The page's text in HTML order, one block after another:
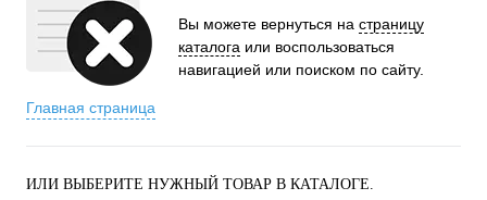
Вы можете вернуться на страницу
каталога или воспользоваться
навигацией или поиском по сайту.
Главная страница
ИЛИ ВЫБЕРИТЕ НУЖНЫЙ ТОВАР В КАТАЛОГЕ.